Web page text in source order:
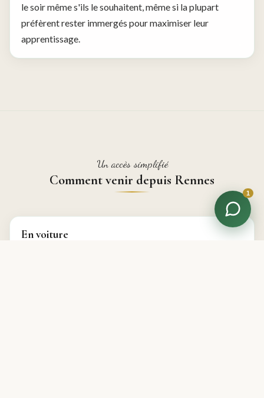
le soir même s'ils le souhaitent, même si la plupart
préfèrent rester immergés pour maximiser leur
apprentissage.
Un accès simplifié
Comment venir depuis Rennes
En voiture
1